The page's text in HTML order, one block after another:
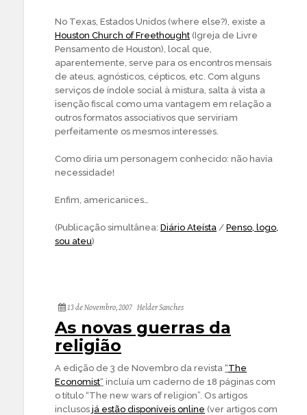
No Texas, Estados Unidos (where else?), existe a
Houston Church of Freethought (Igreja de Livre
Pensamento de Houston), local que,
aparentemente, serve para os encontros mensais
de ateus, agnósticos, cépticos, etc. Com alguns
serviços de índole social à mistura, salta à vista a
isenção fiscal como uma vantagem em relação a
outros formatos associativos que serviriam
perfeitamente os mesmos interesses.
Como diria um personagem conhecido: não havia
necessidade!
Enfim, americanices…
(Publicação simultânea: Diário Ateísta / Penso, logo,
sou ateu)
13 de Novembro, 2007 Helder Sanches
As novas guerras da
religião
A edição de 3 de Novembro da revista “The
Economist“ incluía um caderno de 18 páginas com
o título “The new wars of religion”. Os artigos
inclusos já estão disponíveis online (ver artigos com